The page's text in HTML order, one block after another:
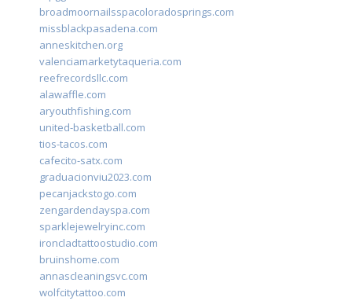
broadmoornailsspacoloradosprings.com
missblackpasadena.com
anneskitchen.org
valenciamarketytaqueria.com
reefrecordsllc.com
alawaffle.com
aryouthfishing.com
united-basketball.com
tios-tacos.com
cafecito-satx.com
graduacionviu2023.com
pecanjackstogo.com
zengardendayspa.com
sparklejewelryinc.com
ironcladtattoostudio.com
bruinshome.com
annascleaningsvc.com
wolfcitytattoo.com